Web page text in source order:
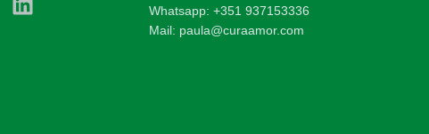
Whatsapp: +351 937153336
Mail: paula@curaamor.com